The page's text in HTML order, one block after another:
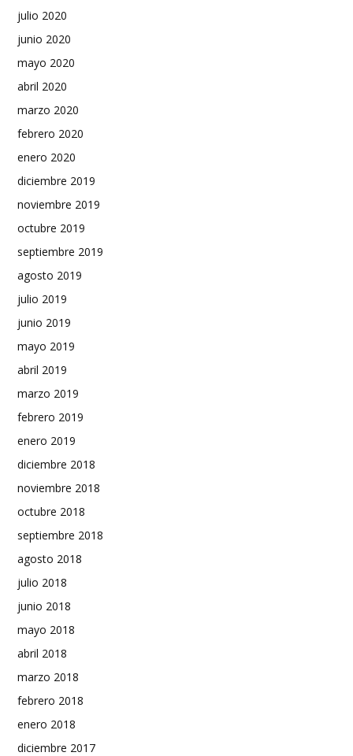
julio 2020
junio 2020
mayo 2020
abril 2020
marzo 2020
febrero 2020
enero 2020
diciembre 2019
noviembre 2019
octubre 2019
septiembre 2019
agosto 2019
julio 2019
junio 2019
mayo 2019
abril 2019
marzo 2019
febrero 2019
enero 2019
diciembre 2018
noviembre 2018
octubre 2018
septiembre 2018
agosto 2018
julio 2018
junio 2018
mayo 2018
abril 2018
marzo 2018
febrero 2018
enero 2018
diciembre 2017